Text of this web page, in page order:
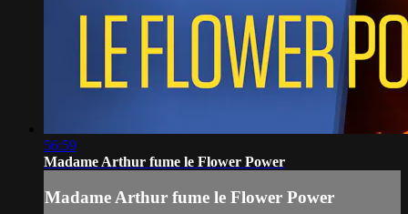
56:59
Madame Arthur fume le Flower Power
Madame Arthur fume le Flower Power